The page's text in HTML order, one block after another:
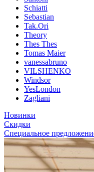
Schiatti
Sebastian
Tak.Ori
Theory
Thes Thes
Tomas Maier
vanessabruno
VILSHENKO
Windsor
YesLondon
Zagliani
Новинки
Скидки
Специальное